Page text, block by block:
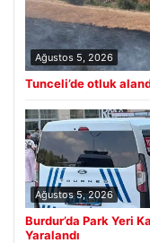
Ağustos 5, 2026
Tunceli’de otluk
Ağustos 5, 2026
Burdur’da Park Yeri
Yaralandı